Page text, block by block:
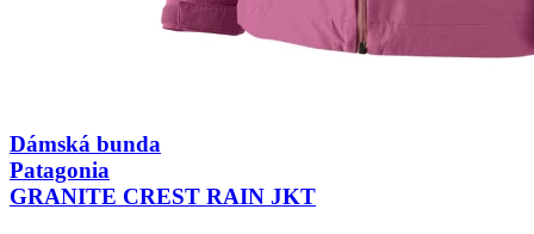
Dámská bunda
Patagonia
GRANITE CREST RAIN JKT